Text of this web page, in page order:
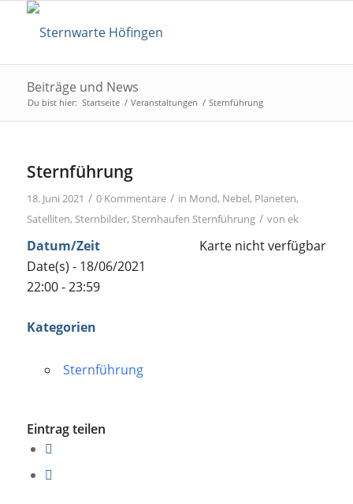
Beiträge und News
Du bist hier: Startseite / Veranstaltungen / Sternführung
Sternführung
18. Juni 2021 / 0 Kommentare / in Mond, Nebel, Planeten,
Satelliten, Sternbilder, Sternhaufen Sternführung / von ek
Karte nicht verfügbar
Datum/Zeit
Date(s) - 18/06/2021
22:00 - 23:59
Kategorien
Sternführung
Eintrag teilen